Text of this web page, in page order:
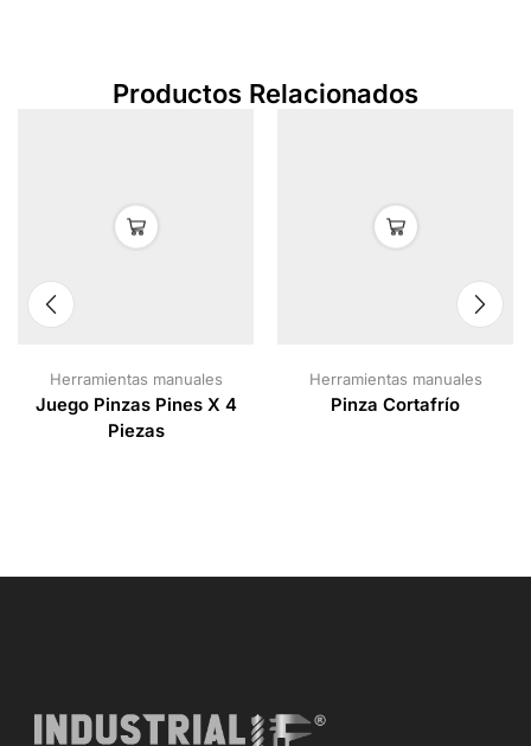
Productos Relacionados
Herramientas manuales
Juego Pinzas Pines X 4
Piezas
Herramientas manuales
Pinza Cortafrío